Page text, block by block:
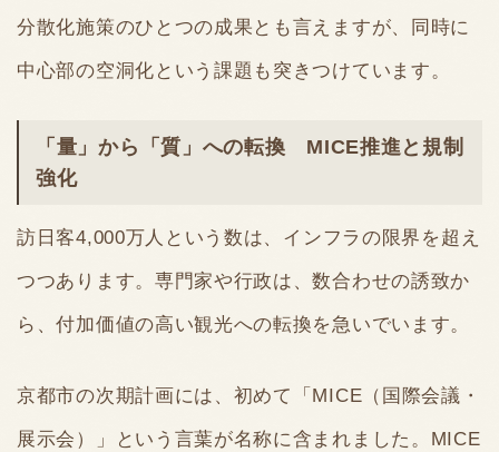
分散化施策のひとつの成果とも言えますが、同時に
中心部の空洞化という課題も突きつけています。
「量」から「質」への転換 MICE推進と規制
強化
訪日客4,000万人という数は、インフラの限界を超え
つつあります。専門家や行政は、数合わせの誘致か
ら、付加価値の高い観光への転換を急いでいます。
京都市の次期計画には、初めて「MICE（国際会議・
展示会）」という言葉が名称に含まれました。MICE